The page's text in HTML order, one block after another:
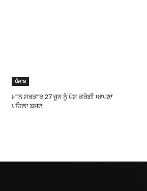
ਪੰਜਾਬ
ਮਾਨ ਸਰਕਾਰ 27 ਜੂਨ ਨੂੰ ਪੇਸ਼ ਕਰੇਗੀ ਆਪਣਾ
ਪਹਿਲਾ ਬਜਟ